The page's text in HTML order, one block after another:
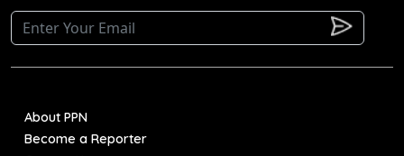
About PPN
Become a Reporter